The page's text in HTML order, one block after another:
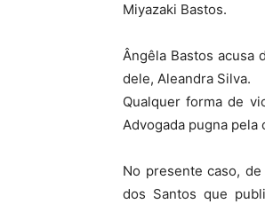
Miyazaki Bastos.
Ângêla Bastos acusa
dele, Aleandra Silva.
Qualquer forma de
Advogada pugna
No presente caso,
dos Santos que